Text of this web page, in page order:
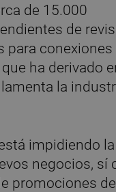
de 15.000
de
para conexiones
ha derivado
la
impidiendo
negocios, sí
promociones